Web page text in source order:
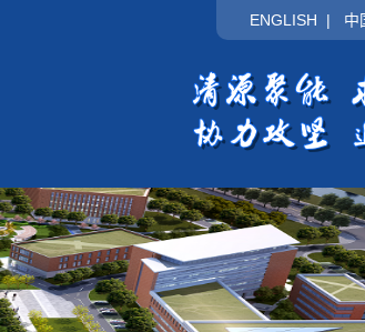
ENGLISH | 中